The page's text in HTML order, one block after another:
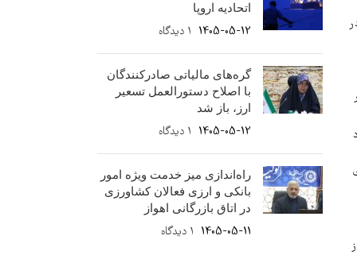
در
اتحادیه اروپا
1405-05-12 ۱ دیدگاه
گره‌های مالیاتی صادرکنندگان
با اصلاح دستورالعمل تسعیر
ارز، باز شد
1405-05-12 ۱ دیدگاه
راه‌اندازی میز خدمت ویژه امور
بانکی و ارزی فعالان کشاورزی
در اتاق بازرگانی اهواز
1405-05-11 ۱ دیدگاه